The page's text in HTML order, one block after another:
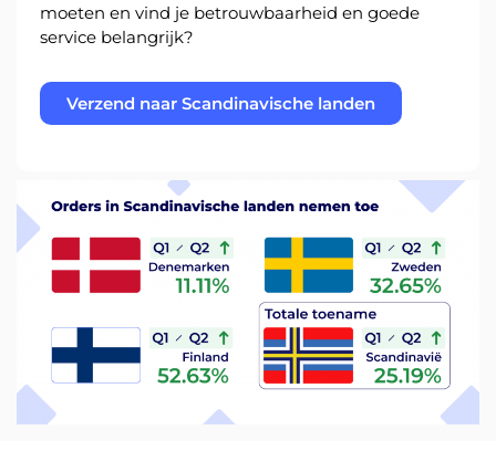
Inloggen
moeten en vind je betrouwbaarheid en goede
service belangrijk?
Verzend naar Scandinavische landen